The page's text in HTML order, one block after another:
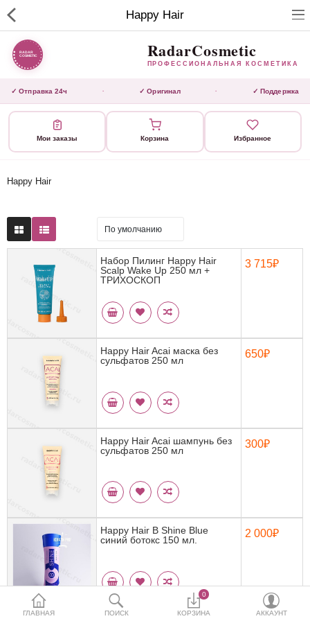
КОСМЕТИКА
✕
Активаторы
Ботокс
ВЫТЯЖКИ
Завершающие маски 3 шаг
Инструмент
Кератин
Подложки
✓ Отправка 24ч ✓ Оригинал · ✓ Поддержка
ГЛАВНАЯ ПОИСК
0
КОРЗИНА АККАУНТ
Happy Hair
RadarCosmetic
ПРОФЕССИОНАЛЬНАЯ КОСМЕТИКА
✓ Отправка 24ч · ✓ Оригинал · ✓ Поддержка
Мои заказы Корзина Избранное
Happy Hair
Набор Пилинг Happy Hair
Scalp Wake Up 250 мл +
ТРИХОСКОП
3 715₽
Happy Hair Acai маска без
сульфатов 250 мл
650₽
Happy Hair Acai шампунь без
сульфатов 250 мл
300₽
Happy Hair B Shine Blue
синий ботокс 150 мл.
2 000₽